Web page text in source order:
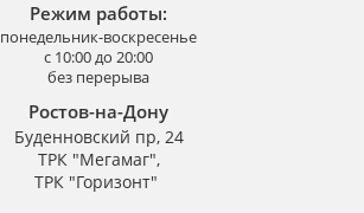
Режим работы:
понедельник-воскресенье
с 10:00 до 20:00
без перерыва
Ростов-на-Дону
Буденновский пр, 24
ТРК "Мегамаг",
ТРК "Горизонт"